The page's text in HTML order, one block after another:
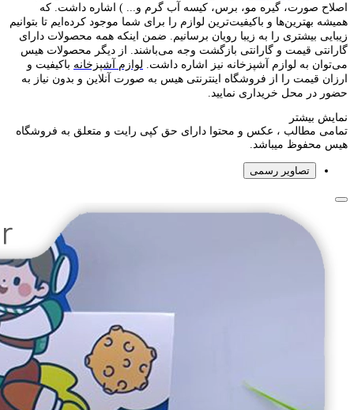
اصلاح صورت، گیره مو، برس، کیسه آب گرم و... ) اشاره داشت. که
همیشه بهترین‌ها و باکیفیت‌ترین لوازم را برای شما موجود کرده‌ایم تا بتوانیم
زیبایی بیشتری را به زیبا رویان برسانیم. ضمن اینکه همه محصولات دارای
گارانتی قیمت و گارانتی بازگشت وجه می‌باشند. از دیگر محصولات هیس
می‌توان به لوازم آشپزخانه نیز اشاره داشت. لوازم آشپزخانه باکیفیت و
ارزان قیمت را از فروشگاه اینترنتی هیس به صورت آنلاین و بدون نیاز به
حضور در محل خریداری نمایید.
نمایش بیشتر
تمامی مطالب ، عکس و محتوا دارای حق کپی رایت و متعلق به فروشگاه
هیس محفوظ میباشد.
تصاویر رسمی